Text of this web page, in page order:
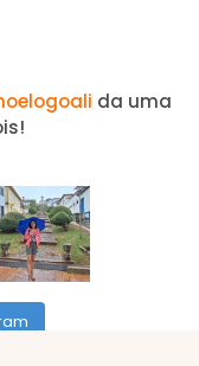
da uma